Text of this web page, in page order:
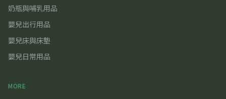
奶瓶與哺乳用品
嬰兒出行用品
嬰兒床與床墊
嬰兒日常用品
MORE